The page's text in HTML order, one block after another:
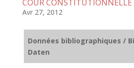
COUR
Avr 27, 2012
Données bibliographiques /
Daten